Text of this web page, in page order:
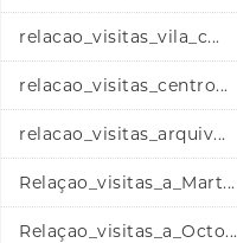
relacao_visitas_vila_c...
relacao_visitas_centro...
relacao_visitas_arquiv...
Relaçao_visitas_a_Mart...
Relaçao_visitas_a_Octo...